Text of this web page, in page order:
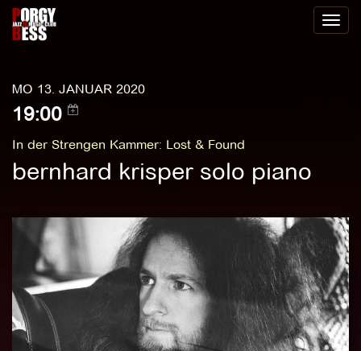
Toggle
MO 13. JANUAR 2020
19:00
In der Strengen Kammer: Lost & Found
bernhard krisper solo piano